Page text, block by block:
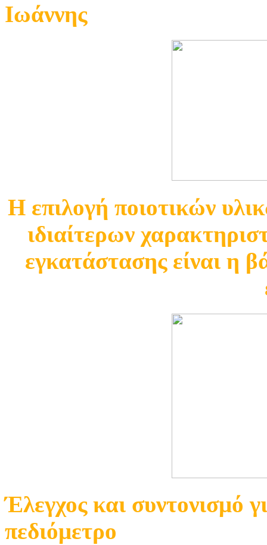
Ιωάννης
Η επιλογή ποιοτικών
ιδιαίτερων
εγκατάστασης είναι η
Έλεγχος και συντονισμό
πεδιόμετρο